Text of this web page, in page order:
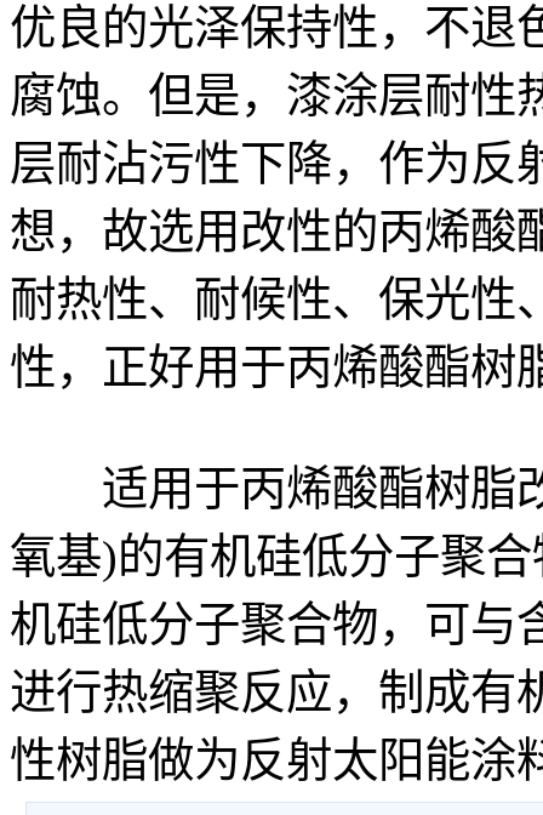
优良的光泽保持性，不退
腐蚀。但是，漆涂层耐性
层耐沾污性下降，作为反
想，故选用改性的丙烯酸
耐热性、耐候性、保光性
性，正好用于丙烯酸酯树
适用于丙烯酸酯树脂
氧基)的有机硅低分子聚
机硅低分子聚合物，可与
进行热缩聚反应，制成有
性树脂做为反射太阳能涂